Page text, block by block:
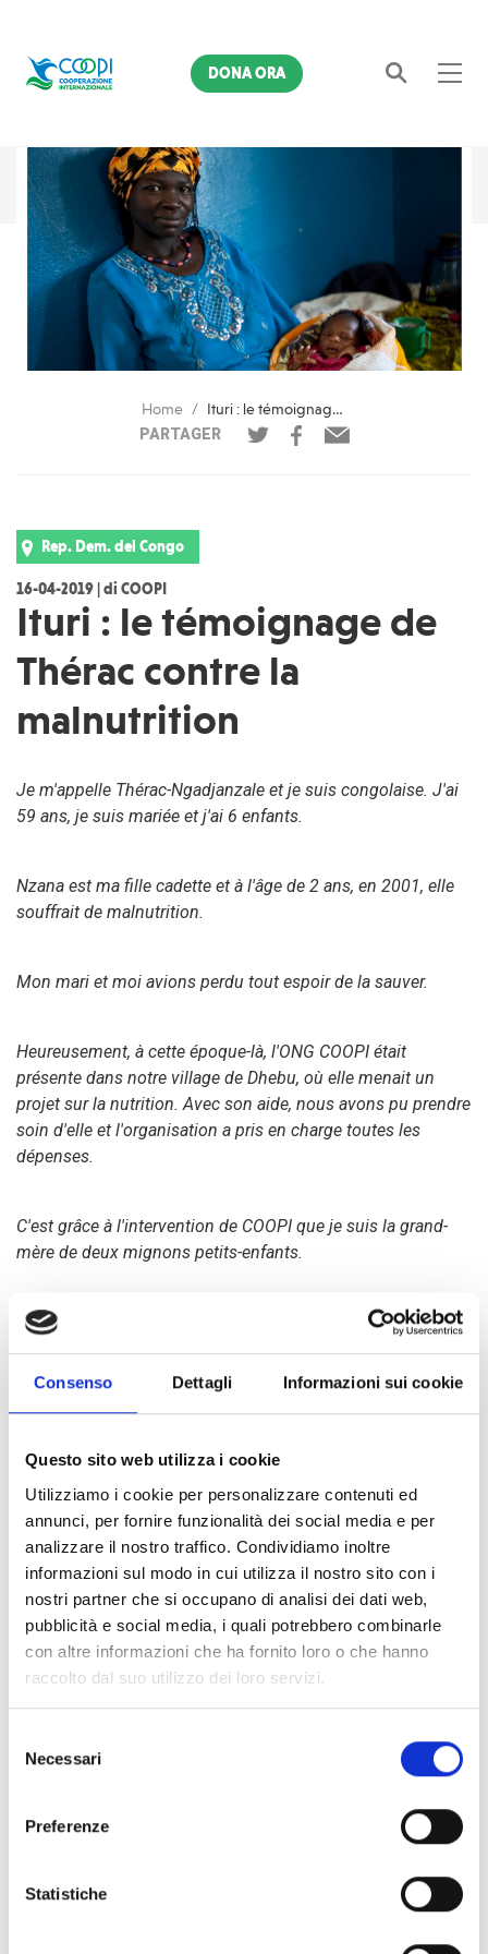
Consenso Dettagli Informazioni sui cookie
Questo sito web utilizza i cookie
Utilizziamo i cookie per personalizzare contenuti ed
annunci, per fornire funzionalità dei social media e per
analizzare il nostro traffico. Condividiamo inoltre
informazioni sul modo in cui utilizza il nostro sito con i
nostri partner che si occupano di analisi dei dati web,
pubblicità e social media, i quali potrebbero combinarle
con altre informazioni che ha fornito loro o che hanno
raccolto dal suo utilizzo dei loro servizi.
delNecessari
Preferenze
Statistiche
DONA ORA
Home
Ituri : le témoignage de Thérac contre la malnutrition
PARTAGER
Rep. Dem. del Congo
16-04-2019 | di COOPI
Ituri : le témoignage de
Thérac contre la
malnutrition
Je m'appelle Thérac-Ngadjanzale et je suis congolaise. J'ai
59 ans, je suis mariée et j'ai 6 enfants.
Nzana est ma fille cadette et à l'âge de 2 ans, en 2001, elle
souffrait de malnutrition.
Mon mari et moi avions perdu tout espoir de la sauver.
Heureusement, à cette époque-là, l'ONG COOPI était
présente dans notre village de Dhebu, où elle menait un
projet sur la nutrition. Avec son aide, nous avons pu prendre
soin d'elle et l'organisation a pris en charge toutes les
dépenses.
C'est grâce à l'intervention de COOPI que je suis la grand-
mère de deux mignons petits-enfants.
A gauche, la fille au foulard noir est Nzana, la fille cadette de
Thérac, qui a été soignée pour malnutrition en 2001 ; au
Ngadjanzale.
L'organisation a changé ma vie. C'est pourquoi j'ai décidé de
me joindre à l'équipe d'animateurs communautaires de mon
village.
Jusqu’à présent, j'ai participé activement aux sessions de
sensibilisation des familles de ma communauté et j'ai
participé à l'assemblée générale organisée par COOPI pour
le projet de réponse multisectorielle à la crise humanitaire
sur le territoire de Djugu en Ituri.
Grâce au Fonds humanitaire, COOPI construira une
enceintes et aux enfants âgés de moins de 5 ans.